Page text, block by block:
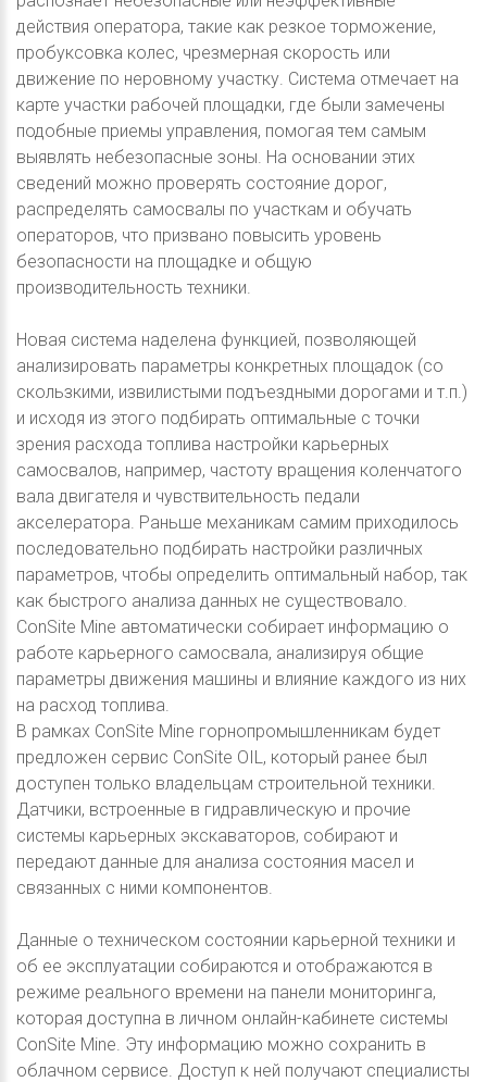
действия оператора, такие как резкое торможение,
пробуксовка колес, чрезмерная скорость или
движение по неровному участку. Система отмечает на
карте участки рабочей площадки, где были замечены
подобные приемы управления, помогая тем самым
выявлять небезопасные зоны. На основании этих
сведений можно проверять состояние дорог,
распределять самосвалы по участкам и обучать
операторов, что призвано повысить уровень
безопасности на площадке и общую
производительность техники.
Новая система наделена функцией, позволяющей
анализировать параметры конкретных площадок (со
скользкими, извилистыми подъездными дорогами и т.п.)
и исходя из этого подбирать оптимальные с точки
зрения расхода топлива настройки карьерных
самосвалов, например, частоту вращения коленчатого
вала двигателя и чувствительность педали
акселератора. Раньше механикам самим приходилось
последовательно подбирать настройки различных
параметров, чтобы определить оптимальный набор, так
как быстрого анализа данных не существовало.
ConSite Mine автоматически собирает информацию о
работе карьерного самосвала, анализируя общие
параметры движения машины и влияние каждого из них
на расход топлива.
В рамках ConSite Mine горнопромышленникам будет
предложен сервис ConSite OIL, который ранее был
доступен только владельцам строительной техники.
Датчики, встроенные в гидравлическую и прочие
системы карьерных экскаваторов, собирают и
передают данные для анализа состояния масел и
связанных с ними компонентов.
Данные о техническом состоянии карьерной техники и
об ее эксплуатации собираются и отображаются в
режиме реального времени на панели мониторинга,
которая доступна в личном онлайн-кабинете системы
ConSite Mine. Эту информацию можно сохранить в
облачном сервисе. Доступ к ней получают специалисты